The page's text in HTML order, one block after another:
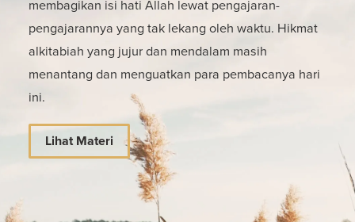
membagikan isi hati Allah lewat pengajaran-
pengajarannya yang tak lekang oleh waktu. Hikmat
alkitabiah yang jujur dan mendalam masih
menantang dan menguatkan para pembacanya hari
ini.
Lihat Materi